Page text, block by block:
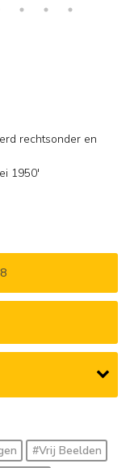
rechtsonder en
1950'
#Vrij Beelden